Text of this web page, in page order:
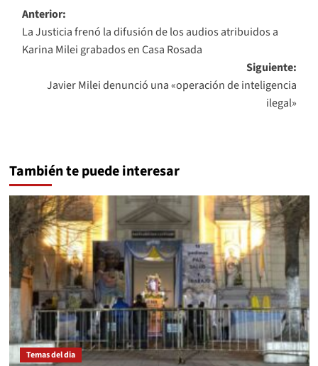
Navegación
de
entradas
Anterior:
La Justicia frenó la difusión de los audios atribuidos a
Karina Milei grabados en Casa Rosada
Siguiente:
Javier Milei denunció una «operación de inteligencia
ilegal»
También te puede interesar
Temas del dia